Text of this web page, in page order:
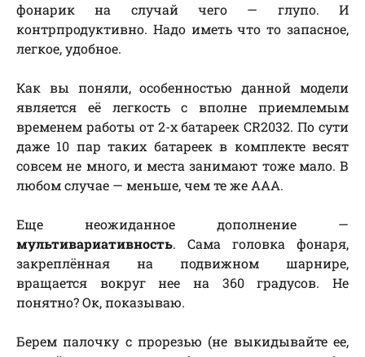
фонарик на случай чего — глупо. И
контрпродуктивно. Надо иметь что то запасное,
легкое, удобное.
Как вы поняли, особенностью данной модели
является её легкость с вполне приемлемым
временем работы от 2-х батареек CR2032. По сути
даже 10 пар таких батареек в комплекте весят
совсем не много, и места занимают тоже мало. В
любом случае — меньше, чем те же AAA.
Еще неожиданное дополнение —
мультивариативность. Сама головка фонаря,
закреплённая на подвижном шарнире,
вращается вокруг нее на 360 градусов. Не
понятно? Ок, показываю.
Берем палочку с прорезью (не выкидывайте ее,